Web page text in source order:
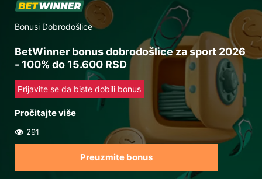
Bonusi Dobrodošlice
BetWinner bonus dobrodošlice za sport 2026
- 100% do 15.600 RSD
Prijavite se da biste dobili bonus
291
Preuzmite bonus